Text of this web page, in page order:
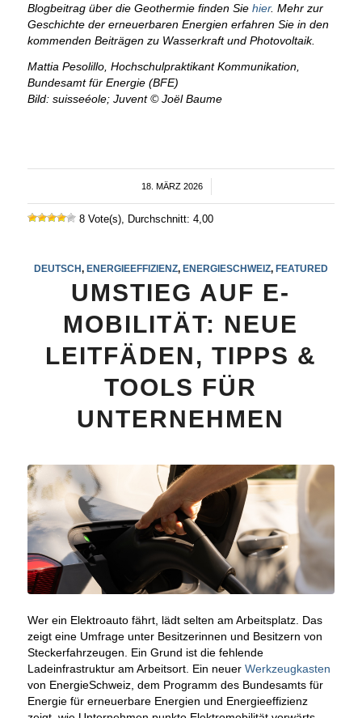
Blogbeitrag über die Geothermie finden Sie hier. Mehr zur
Geschichte der erneuerbaren Energien erfahren Sie in den
kommenden Beiträgen zu Wasserkraft und Photovoltaik.
Mattia Pesolillo, Hochschulpraktikant Kommunikation,
Bundesamt für Energie (BFE)
Bild: suisseéole; Juvent © Joël Baume
18. MÄRZ 2026
/
8 Vote(s), Durchschnitt: 4,00
DEUTSCH, ENERGIEEFFIZIENZ, ENERGIESCHWEIZ, FEATURED
UMSTIEG AUF E-
MOBILITÄT: NEUE
LEITFÄDEN, TIPPS &
TOOLS FÜR
UNTERNEHMEN
Wer ein Elektroauto fährt, lädt selten am Arbeitsplatz. Das
zeigt eine Umfrage unter Besitzerinnen und Besitzern von
Steckerfahrzeugen. Ein Grund ist die fehlende
Ladeinfrastruktur am Arbeitsort. Ein neuer Werkzeugkasten
von EnergieSchweiz, dem Programm des Bundesamts für
Energie für erneuerbare Energien und Energieeffizienz